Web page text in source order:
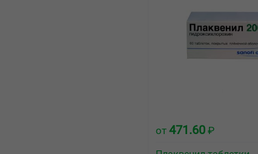
от 471.60 ₽